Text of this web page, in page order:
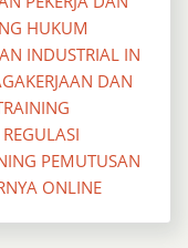
HUKUM
INDUSTRIAL IN
DAN
PEMUTUSAN
ONLINE